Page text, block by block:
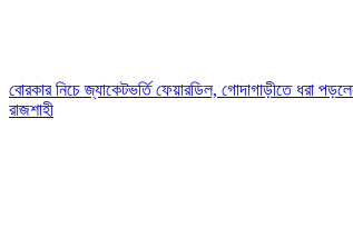
বোরকার নিচে জ্যাকেটভর্তি ফেয়ারডিল, গোদাগাড়ীতে ধরা
রাজশাহী